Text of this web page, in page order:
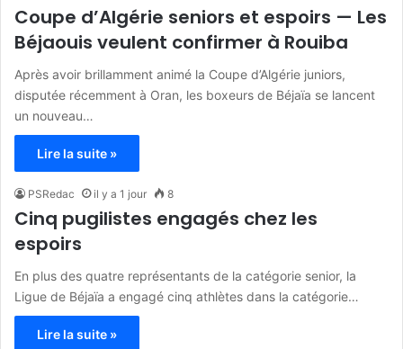
Coupe d’Algérie seniors et espoirs — Les
Béjaouis veulent confirmer à Rouiba
Après avoir brillamment animé la Coupe d’Algérie juniors,
disputée récemment à Oran, les boxeurs de Béjaïa se lancent
un nouveau…
Lire la suite »
PSRedac il y a 1 jour 8
Cinq pugilistes engagés chez les
espoirs
En plus des quatre représentants de la catégorie senior, la
Ligue de Béjaïa a engagé cinq athlètes dans la catégorie…
Lire la suite »